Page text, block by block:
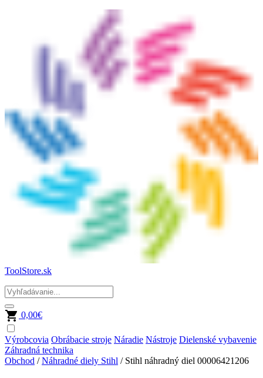
ToolStore.sk
0,00€
Výrobcovia Obrábacie stroje Náradie Nástroje Dielenské vybavenie
Záhradná technika
Obchod /Náhradné diely Stihl / Stihl náhradný diel 00006421206